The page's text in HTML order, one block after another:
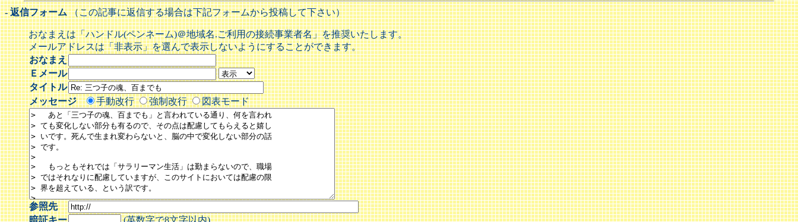
- 返信フォーム（この記事に返信する場合は下記フォームから投稿して下さい）
おなまえは「ハンドル(ペンネーム)＠地域名.ご利用の接続事業者名」を推奨いたします。
メールアドレスは「非表示」を選んで表示しないようにすることができます。
おなまえ
Ｅメール
タイトル
メッセージ
手動改行 強制改行 図表モード
参照先
暗証キー
(英数字で8文字以内)